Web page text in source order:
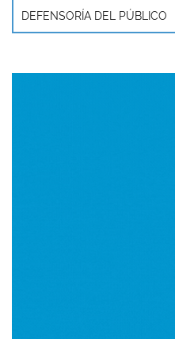
DEFENSORÍA DEL PÚBLICO